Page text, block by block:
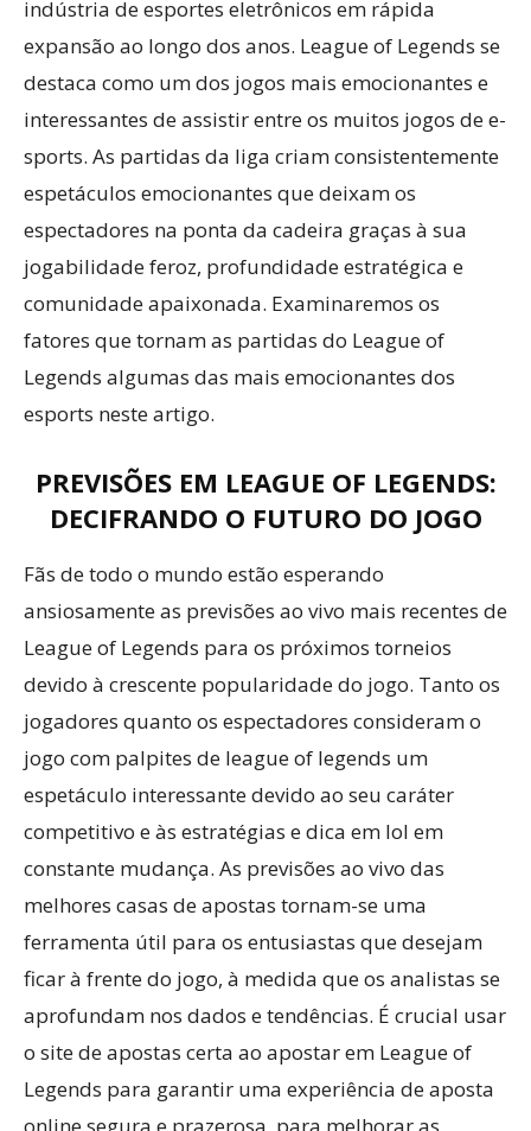
indústria de esportes eletrônicos em rápida
expansão ao longo dos anos. League of Legends se
destaca como um dos jogos mais emocionantes e
interessantes de assistir entre os muitos jogos de e-
sports. As partidas da liga criam consistentemente
espetáculos emocionantes que deixam os
espectadores na ponta da cadeira graças à sua
jogabilidade feroz, profundidade estratégica e
comunidade apaixonada. Examinaremos os
fatores que tornam as partidas do League of
Legends algumas das mais emocionantes dos
esports neste artigo.
PREVISÕES EM LEAGUE OF LEGENDS:
DECIFRANDO O FUTURO DO JOGO
Fãs de todo o mundo estão esperando
ansiosamente as previsões ao vivo mais recentes de
League of Legends para os próximos torneios
devido à crescente popularidade do jogo. Tanto os
jogadores quanto os espectadores consideram o
jogo com palpites de league of legends um
espetáculo interessante devido ao seu caráter
competitivo e às estratégias e dica em lol em
constante mudança. As previsões ao vivo das
melhores casas de apostas tornam-se uma
ferramenta útil para os entusiastas que desejam
ficar à frente do jogo, à medida que os analistas se
aprofundam nos dados e tendências. É crucial usar
o site de apostas certa ao apostar em League of
Legends para garantir uma experiência de aposta